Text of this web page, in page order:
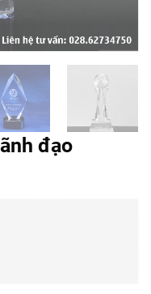
đạo